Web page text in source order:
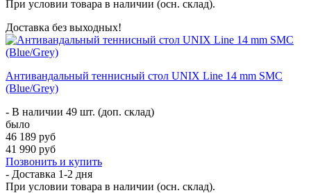
При условии товара в наличии (осн. склад).
Доставка без выходных!
Антивандальный теннисный стол UNIX Line 14 mm SMC
(Blue/Grey)
- В наличии 49 шт. (доп. склад)
было
46 189 руб
41 990 руб
Позвонить и купить
- Доставка 1-2 дня
При условии товара в наличии (осн. склад).